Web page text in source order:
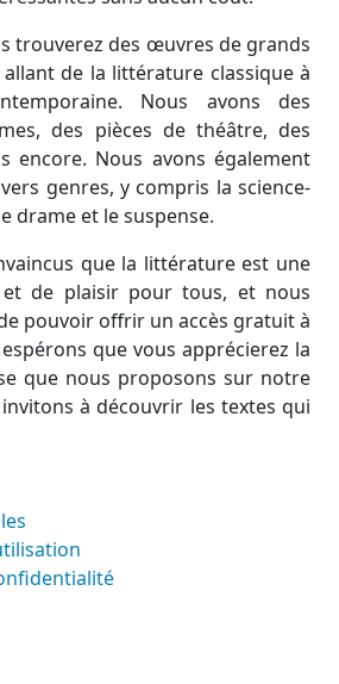
trouverez des œuvres de grands
de la littérature classique à
Nous avons des
des pièces de théâtre, des
encore. Nous avons également
genres, y compris la science-
drame et le suspense.
que la littérature est une
de plaisir pour tous, et nous
pouvoir offrir un accès gratuit à
que vous apprécierez la
que nous proposons sur notre
à découvrir les textes qui